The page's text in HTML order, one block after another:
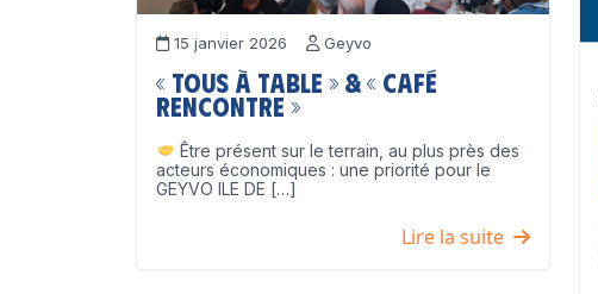
15 janvier 2026 Geyvo
« Tous à table » & « Café
Rencontre »
Être présent sur le terrain, au plus près des
acteurs économiques : une priorité pour le
GEYVO ILE DE […]
Lire la suite